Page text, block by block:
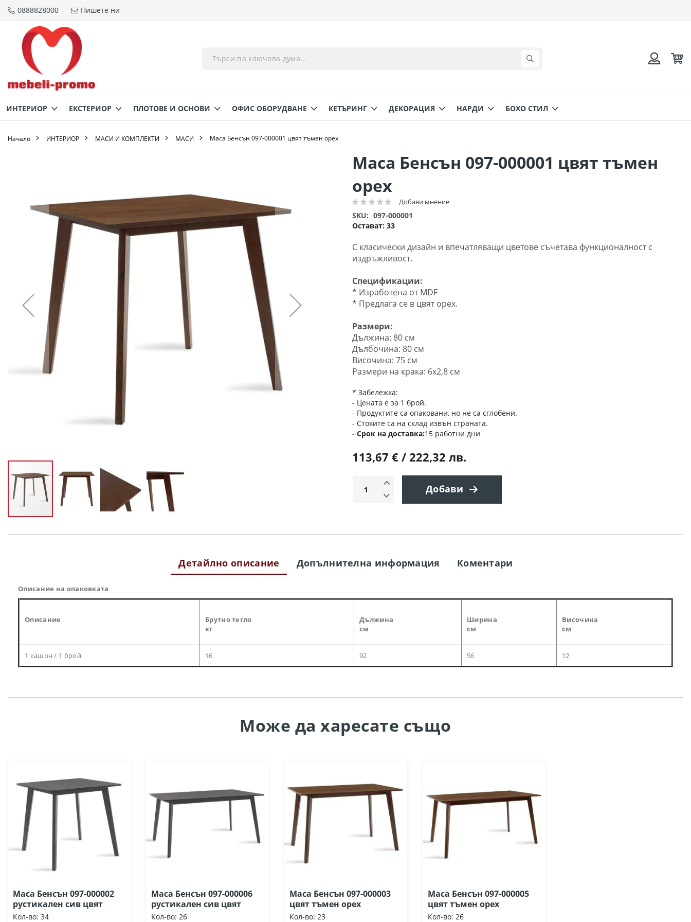
Прескачане
съдържанието
0888828000 Пишете ни
ИНТЕРИОР ЕКСТЕРИОР ПЛОТОВЕ И ОСНОВИ ОФИС ОБОРУДВАНЕ КЕТЪРИНГ ДЕКОРАЦИЯ НАРДИ БОХО СТИЛ
Начало ИНТЕРИОР МАСИ И КОМПЛЕКТИ МАСИ Маса Бенсън 097-000001 цвят тъмен орех
Маса Бенсън 097-000001 цвят тъмен
орех
Рейтинг: Добави мнение
Остават:33
SKU 097-000001
С класически дизайн и впечатляващи цветове съчетава функционалност с
издръжливост.
Спецификации:
* Изработена от MDF
* Предлага се в цвят орех.
Размери:
Дължина: 80 см
Дълбочина: 80 см
Височина: 75 см
Размери на крака: 6x2,8 см
* Забележка:
- Цената е за 1 брой.
- Продуктите са опаковани, но не са сглобени.
- Стоките са на склад извън страната.
Срок на доставка 15 работни дни
113,67 € / 222,32 лв.
Добави
изображенията
към
снимки
Детайлно описание
Описание на опаковката
Описание
Брутно тегло
кг
Дължина
см
Ширина
см
Височина
см
1 кашон / 1 брой 16 92 56 12
Допълнителна информация Коментари
Може да харесате също
Маса Бенсън 097-000002
рустикален сив цвят
Кол-во: 34
Маса Бенсън 097-000006
рустикален сив цвят
Кол-во: 26
Маса Бенсън 097-000003
цвят тъмен орех
Кол-во: 23
Маса Бенсън 097-000005
цвят тъмен орех
Кол-во: 26